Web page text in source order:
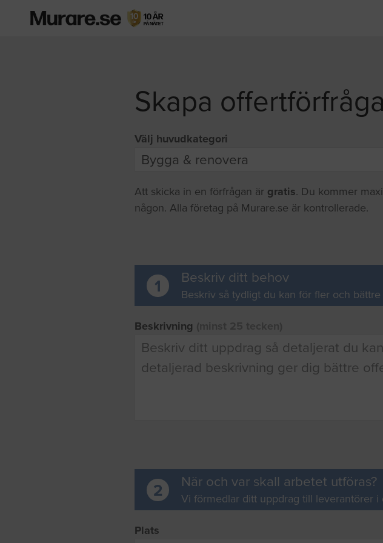
Skapa
Välj huvudkategori
Att skicka in en förfrågan är gratis. Du kommer
någon. Alla företag på Murare.se är kontrollerade.
1 Beskriv ditt behov
Beskriv så tydligt du kan för fler och bättre
Beskrivning
2 När och var skall arbetet utföras?
Vi förmedlar ditt uppdrag till leverantörer i
Plats